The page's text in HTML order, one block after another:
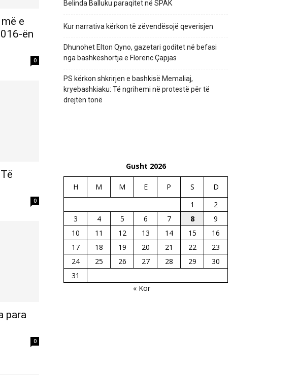
e
ën
0
0
para
0
Belinda Balluku paraqitet në SPAK
Kur narrativa kërkon të zëvendësojë qeverisjen
Dhunohet Elton Qyno, gazetari goditet në befasi
nga bashkëshortja e Florenc Çapjas
PS kërkon shkrirjen e bashkisë Memaliaj,
kryebashkiaku: Të ngrihemi në protestë për të
drejtën tonë
Gusht 2026
H M M E P S
D
1
2
3
4 5 6 7 8
9
10
11 12 13 14 15
16
17
18 19 20 21 22
23
24
25 26 27 28 29
30
31
« Kor